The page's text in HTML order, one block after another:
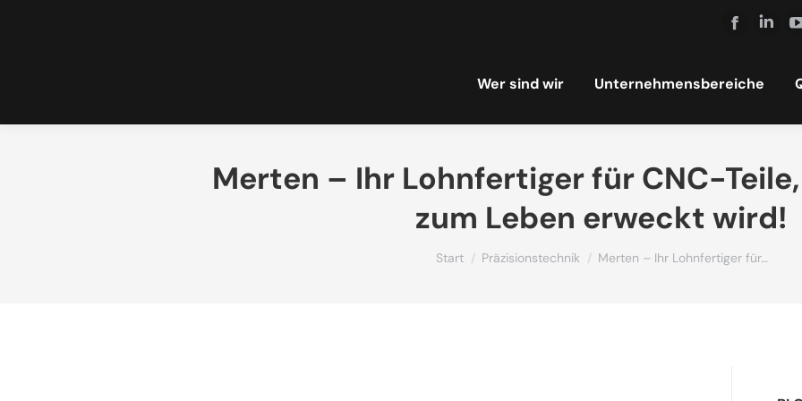
Facebook
opens
window
Wer sind wir Unternehmensbereiche
Merten – Ihr Lohnfertiger für CNC-
zum Leben erweckt wird!
Sie befinden sich hier:
Start Präzisionstechnik Merten – Ihr Lohnfertiger für…